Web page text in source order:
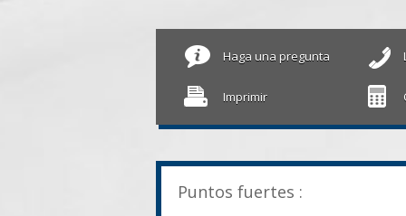
Haga una pregunta
Imprimir
Puntos fuertes :